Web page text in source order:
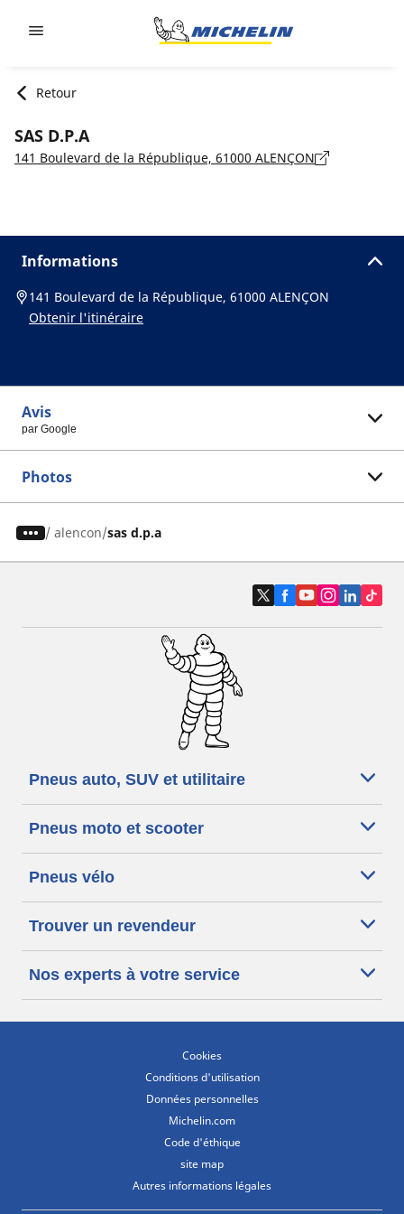
Retour
SAS D.P.A
141 Boulevard de la République, 61000 ALENÇON
Informations
141 Boulevard de la République, 61000 ALENÇON
Obtenir l'itinéraire
Avis
par Google
Photos
/ alencon sas d.p.a
Pneus auto, SUV et utilitaire
Pneus moto et scooter
Pneus vélo
Trouver un revendeur
Nos experts à votre service
Cookies
Conditions d'utilisation
Données personnelles
Michelin.com
Code d'éthique
site map
Autres informations légales